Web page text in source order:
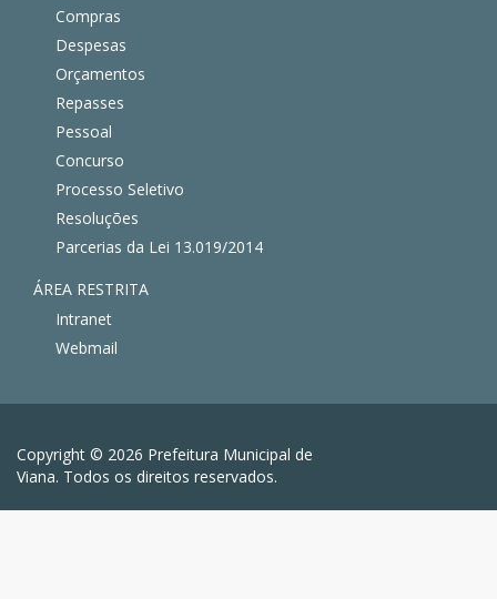
Compras
Despesas
Orçamentos
Repasses
Pessoal
Concurso
Processo Seletivo
Resoluções
Parcerias da Lei 13.019/2014
ÁREA RESTRITA
Intranet
Webmail
Copyright © 2026 Prefeitura Municipal de
Viana. Todos os direitos reservados.